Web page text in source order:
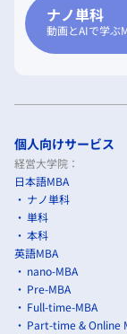
ナノ単科
動画とAIで学ぶ
個人向けサービス
経営大学院：
日本語MBA
ナノ単科
単科
本科
英語MBA
nano-MBA
Pre-MBA
Full-time-MBA
Part-time & Online